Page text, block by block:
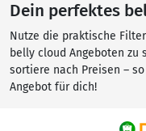
Dein perfektes
Nutze die praktische
belly cloud Angeboten zu
sortiere nach Preisen –
Angebot für dich!